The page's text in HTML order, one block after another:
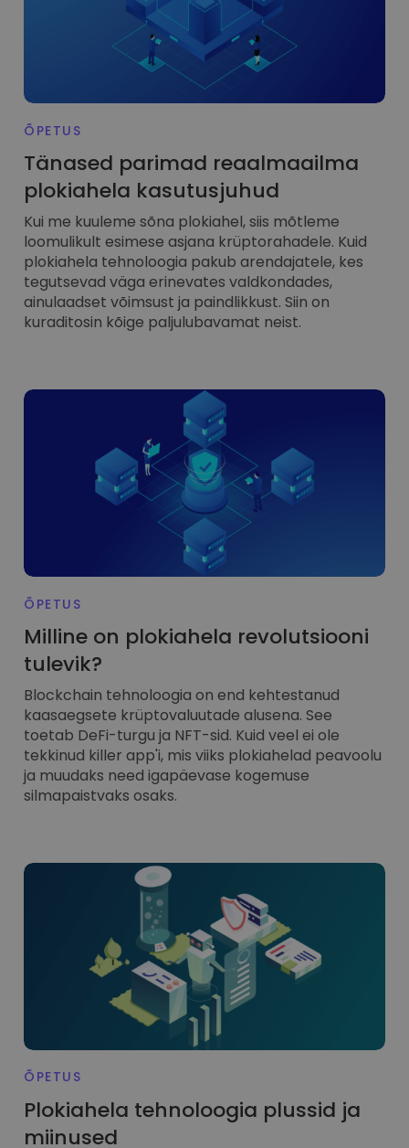
ÕPETUS
Tänased parimad reaalmaailma
plokiahela kasutusjuhud
Kui me kuuleme sõna plokiahel, siis mõtleme
loomulikult esimese asjana krüptorahadele. Kuid
plokiahela tehnoloogia pakub arendajatele, kes
tegutsevad väga erinevates valdkondades,
ainulaadset võimsust ja paindlikkust. Siin on
kuraditosin kõige paljulubavamat neist.
ÕPETUS
Milline on plokiahela revolutsiooni
tulevik?
Blockchain tehnoloogia on end kehtestanud
kaasaegsete krüptovaluutade alusena. See
toetab DeFi-turgu ja NFT-sid. Kuid veel ei ole
tekkinud killer app'i, mis viiks plokiahelad peavoolu
ja muudaks need igapäevase kogemuse
silmapaistvaks osaks.
ÕPETUS
Plokiahela tehnoloogia plussid ja
miinused